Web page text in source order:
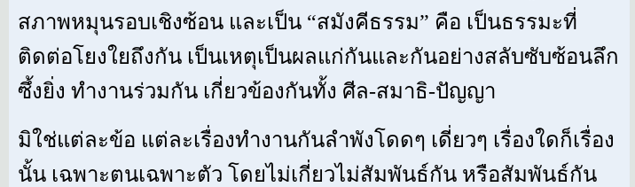
สภาพหมุนรอบเชิงซ้อน และเป็น “สมังคีธรรม” คือ เป็นธรรมะที่
ติดต่อโยงใยถึงกัน เป็นเหตุเป็นผลแก่กันและกันอย่างสลับซับซ้อนลึก
ซึ้งยิ่ง ทำงานร่วมกัน เกี่ยวข้องกันทั้ง ศีล-สมาธิ-ปัญญา
มิใช่แต่ละข้อ แต่ละเรื่องทำงานกันลำพังโดดๆ เดี่ยวๆ เรื่องใดก็เรื่อง
นั้น เฉพาะตนเฉพาะตัว โดยไม่เกี่ยวไม่สัมพันธ์กัน หรือสัมพันธ์กัน